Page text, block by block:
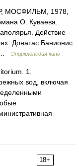
МОСФИЛЬМ, 1978,
О. Куваева.
Действие
Донатас Банионис
…
Энциклопедия кино
1.
вод, включая
18+